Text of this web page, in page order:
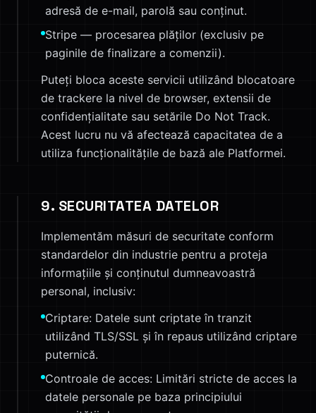
adresă de e-mail, parolă sau conținut.
Stripe — procesarea plăților (exclusiv pe
paginile de finalizare a comenzii).
Puteți bloca aceste servicii utilizând blocatoare
de trackere la nivel de browser, extensii de
confidențialitate sau setările Do Not Track.
Acest lucru nu vă afectează capacitatea de a
utiliza funcționalitățile de bază ale Platformei.
9. SECURITATEA DATELOR
Implementăm măsuri de securitate conform
standardelor din industrie pentru a proteja
informațiile și conținutul dumneavoastră
personal, inclusiv:
Criptare: Datele sunt criptate în tranzit
utilizând TLS/SSL și în repaus utilizând criptare
puternică.
Controale de acces: Limitări stricte de acces la
datele personale pe baza principiului